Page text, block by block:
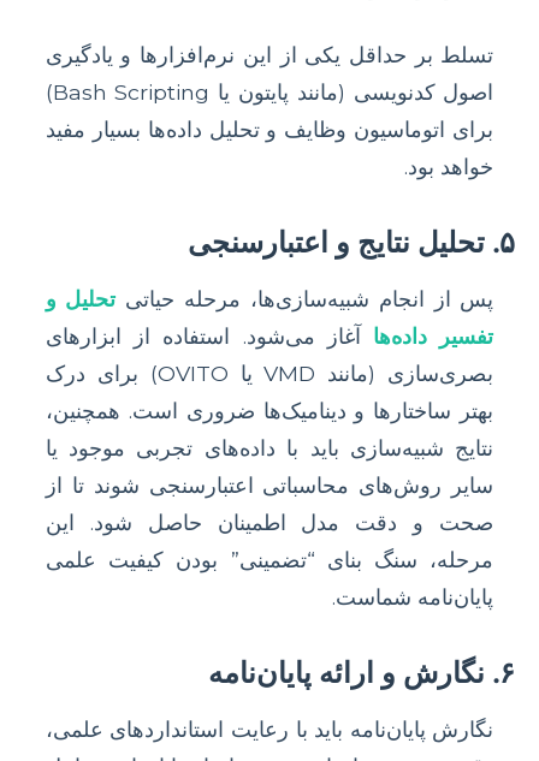
تسلط بر حداقل یکی از این نرم‌افزارها و یادگیری
اصول کدنویسی (مانند پایتون یا Bash Scripting)
برای اتوماسیون وظایف و تحلیل داده‌ها بسیار مفید
خواهد بود.
۵. تحلیل نتایج و اعتبارسنجی
پس از انجام شبیه‌سازی‌ها، مرحله حیاتیتحلیل و
تفسیر داده‌ها آغاز می‌شود. استفاده از ابزارهای
بصری‌سازی (مانند VMD یا OVITO) برای درک
بهتر ساختارها و دینامیک‌ها ضروری است. همچنین،
نتایج شبیه‌سازی باید با داده‌های تجربی موجود یا
سایر روش‌های محاسباتی اعتبارسنجی شوند تا از
صحت و دقت مدل اطمینان حاصل شود. این
مرحله، سنگ بنای “تضمینی” بودن کیفیت علمی
پایان‌نامه شماست.
۶. نگارش و ارائه پایان‌نامه
نگارش پایان‌نامه باید با رعایت استانداردهای علمی،